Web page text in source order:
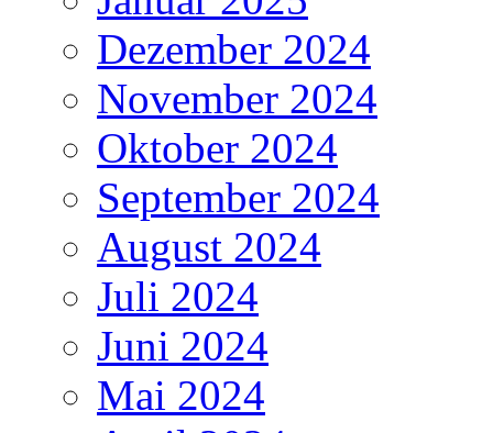
Dezember 2024
November 2024
Oktober 2024
September 2024
August 2024
Juli 2024
Juni 2024
Mai 2024